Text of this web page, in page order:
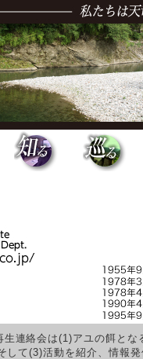
連絡会は(1)アユの餌とな
して(3)活動を紹介、情報